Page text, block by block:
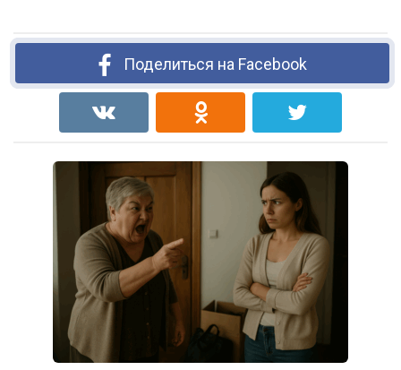
Поделиться на Facebook